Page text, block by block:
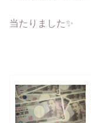
当たりました✨